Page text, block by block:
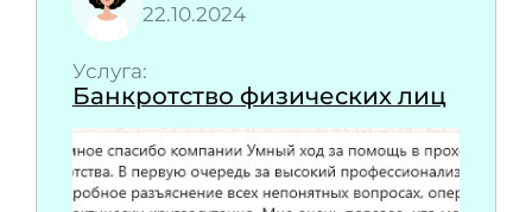
22.10.2024
Услуга:
Банкротство физических лиц